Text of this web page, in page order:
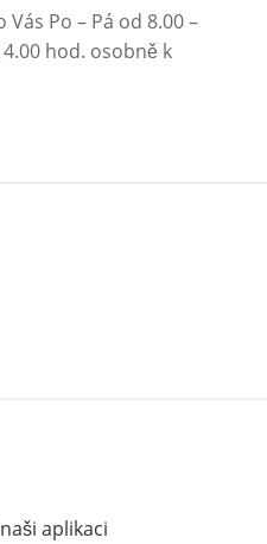
Po – Pá od 8.00 –
hod. osobně k
aplikaci